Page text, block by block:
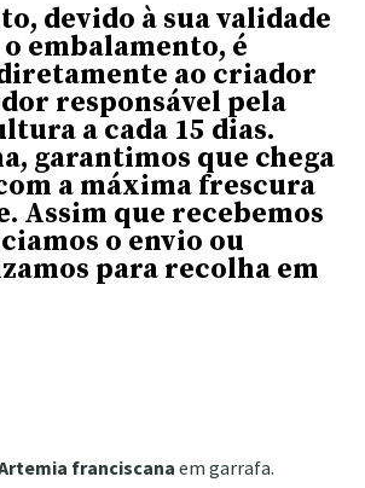
devido à sua validade
embalamento, é
ao criador
responsável pela
a cada 15 dias.
garantimos que chega
a máxima frescura
Assim que recebemos
o envio ou
para recolha em
franciscana em garrafa.